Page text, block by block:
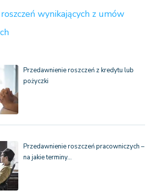
wynikających z umów
Przedawnienie roszczeń z kredytu lub
pożyczki
Przedawnienie roszczeń pracowniczych –
na jakie terminy…